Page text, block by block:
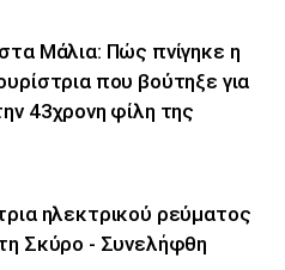
Μάλια: Πώς πνίγηκε η
που βούτηξε για
43χρονη φίλη της
ηλεκτρικού ρεύματος
Σκύρο - Συνελήφθη